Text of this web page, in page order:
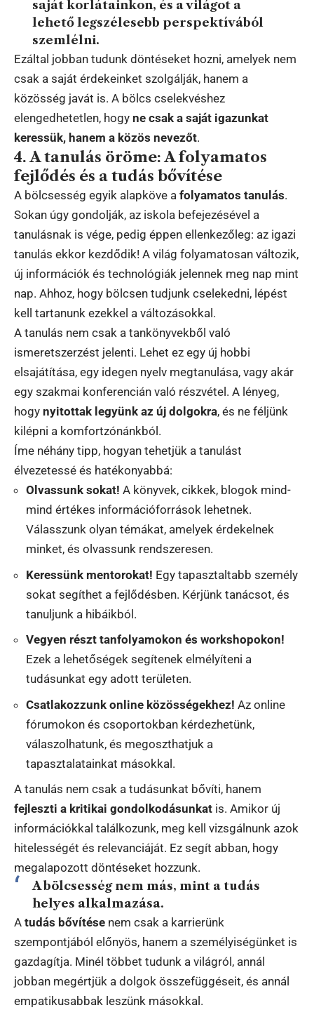
saját korlátainkon, és a világot a
lehető legszélesebb perspektívából
szemlélni.
Ezáltal jobban tudunk döntéseket hozni, amelyek nem
csak a saját érdekeinket szolgálják, hanem a
közösség javát is. A bölcs cselekvéshez
elengedhetetlen, hogy ne csak a saját igazunkat
keressük, hanem a közös nevezőt.
4. A tanulás öröme: A folyamatos
fejlődés és a tudás bővítése
A bölcsesség egyik alapköve a folyamatos tanulás.
Sokan úgy gondolják, az iskola befejezésével a
tanulásnak is vége, pedig éppen ellenkezőleg: az igazi
tanulás ekkor kezdődik! A világ folyamatosan változik,
új információk és technológiák jelennek meg nap mint
nap. Ahhoz, hogy bölcsen tudjunk cselekedni, lépést
kell tartanunk ezekkel a változásokkal.
A tanulás nem csak a tankönyvekből való
ismeretszerzést jelenti. Lehet ez egy új hobbi
elsajátítása, egy idegen nyelv megtanulása, vagy akár
egy szakmai konferencián való részvétel. A lényeg,
hogy nyitottak legyünk az új dolgokra, és ne féljünk
kilépni a komfortzónánkból.
Íme néhány tipp, hogyan tehetjük a tanulást
élvezetessé és hatékonyabbá:
Olvassunk sokat! A könyvek, cikkek, blogok mind-
mind értékes információforrások lehetnek.
Válasszunk olyan témákat, amelyek érdekelnek
minket, és olvassunk rendszeresen.
Keressünk mentorokat! Egy tapasztaltabb személy
sokat segíthet a fejlődésben. Kérjünk tanácsot, és
tanuljunk a hibáikból.
Vegyen részt tanfolyamokon és workshopokon!
Ezek a lehetőségek segítenek elmélyíteni a
tudásunkat egy adott területen.
Csatlakozzunk online közösségekhez! Az online
fórumokon és csoportokban kérdezhetünk,
válaszolhatunk, és megoszthatjuk a
tapasztalatainkat másokkal.
A tanulás nem csak a tudásunkat bővíti, hanem
fejleszti a kritikai gondolkodásunkat is. Amikor új
információkkal találkozunk, meg kell vizsgálnunk azok
hitelességét és relevanciáját. Ez segít abban, hogy
megalapozott döntéseket hozzunk.
A bölcsesség nem más, mint a tudás
helyes alkalmazása.
A tudás bővítése nem csak a karrierünk
szempontjából előnyös, hanem a személyiségünket is
gazdagítja. Minél többet tudunk a világról, annál
jobban megértjük a dolgok összefüggéseit, és annál
empatikusabbak leszünk másokkal.